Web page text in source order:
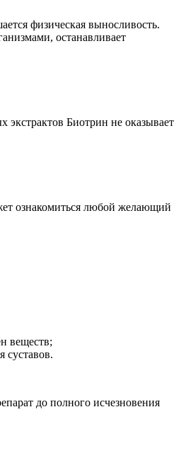
физическая выносливость.
останавливает
экстрактов Биотрин не оказывает
ознакомиться любой желающий
веществ;
суставов.
до полного исчезновения